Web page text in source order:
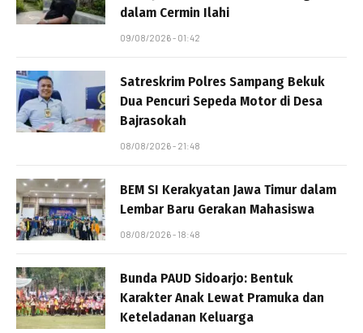
dalam Cermin Ilahi
09/08/2026 - 01:42
Satreskrim Polres Sampang Bekuk
Dua Pencuri Sepeda Motor di Desa
Bajrasokah
08/08/2026 - 21:48
BEM SI Kerakyatan Jawa Timur dalam
Lembar Baru Gerakan Mahasiswa
08/08/2026 - 18:48
Bunda PAUD Sidoarjo: Bentuk
Karakter Anak Lewat Pramuka dan
Keteladanan Keluarga